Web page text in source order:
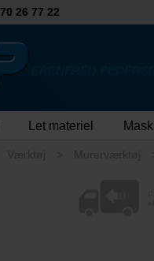
70 26 77 22
Let materiel